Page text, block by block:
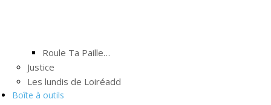
Roule Ta Paille…
Justice
Les lundis de Loiréadd
Boîte à outils